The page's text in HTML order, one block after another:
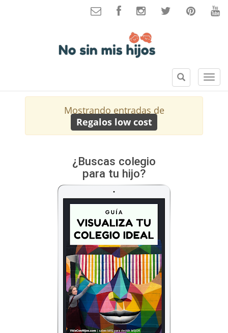
S
e
B
u
s
r
Mostrando entradas de
Regalos low cost
¿Buscas colegio
para tu hijo?